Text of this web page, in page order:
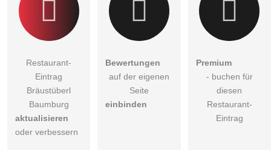
Restaurant-
Eintrag
Bräustüberl
Baumburg
aktualisieren
oder verbessern
Bewertungen
auf der eigenen
Seite
einbinden
Premium
- buchen für
diesen
Restaurant-
Eintrag